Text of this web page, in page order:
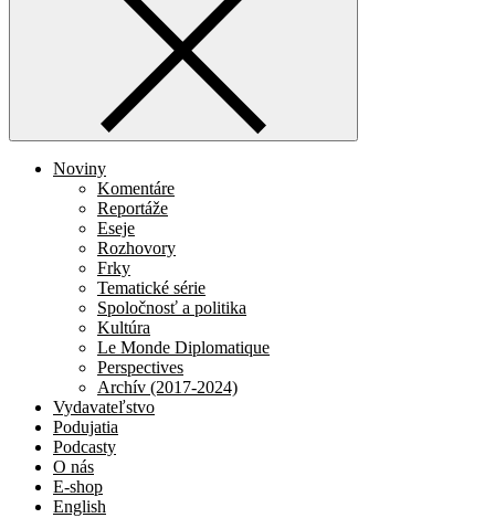
Noviny
Komentáre
Reportáže
Eseje
Rozhovory
Frky
Tematické série
Spoločnosť a politika
Kultúra
Le Monde Diplomatique
Perspectives
Archív (2017-2024)
Vydavateľstvo
Podujatia
Podcasty
O nás
E-shop
English